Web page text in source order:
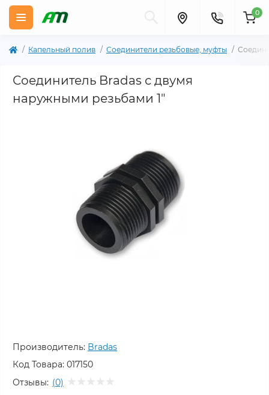
0
Капельный полив Соединители резьбовые, муфты
Соединитель Bradas с двумя
наружными резьбами 1"
Производитель: Bradas
Код Товара: 017150
Отзывы: (0)